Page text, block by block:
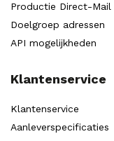
Productie Direct-Mail
Doelgroep adressen
API mogelijkheden
Klantenservice
Klantenservice
Aanleverspecificaties